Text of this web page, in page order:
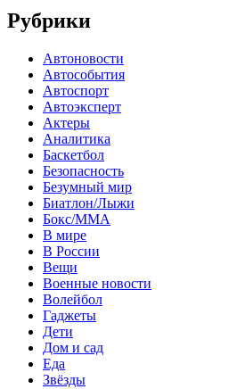
Рубрики
Автоновости
Автособытия
Автоспорт
Автоэксперт
Актеры
Аналитика
Баскетбол
Безопасность
Безумный мир
Биатлон/Лыжи
Бокс/MMA
В мире
В России
Вещи
Военные новости
Волейбол
Гаджеты
Дети
Дом и сад
Еда
Звёзды